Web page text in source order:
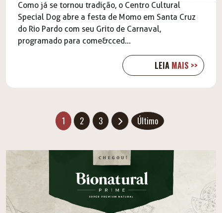
Como já se tornou tradição, o Centro Cultural
Special Dog abre a festa de Momo em Santa Cruz
do Rio Pardo com seu Grito de Carnaval,
programado para come&cced...
LEIA MAIS >>
1 2 3 Último